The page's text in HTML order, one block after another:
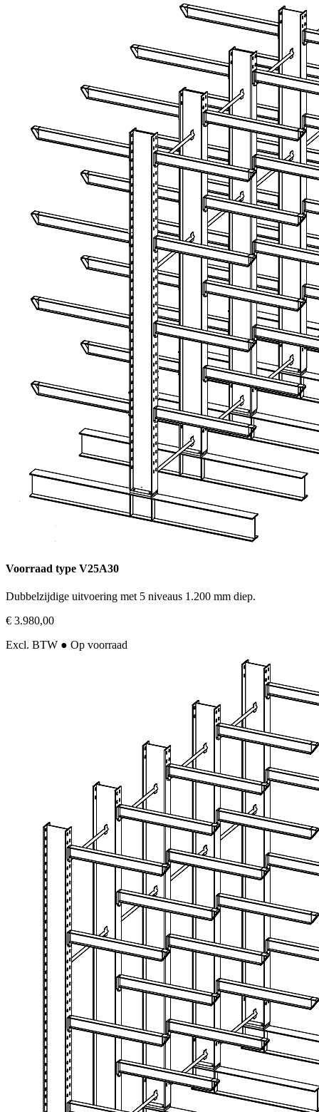
Voorraad type V25A30
Dubbelzijdige uitvoering met 5 niveaus 1.200 mm diep.
€ 3.980,00
Excl. BTW ● Op voorraad